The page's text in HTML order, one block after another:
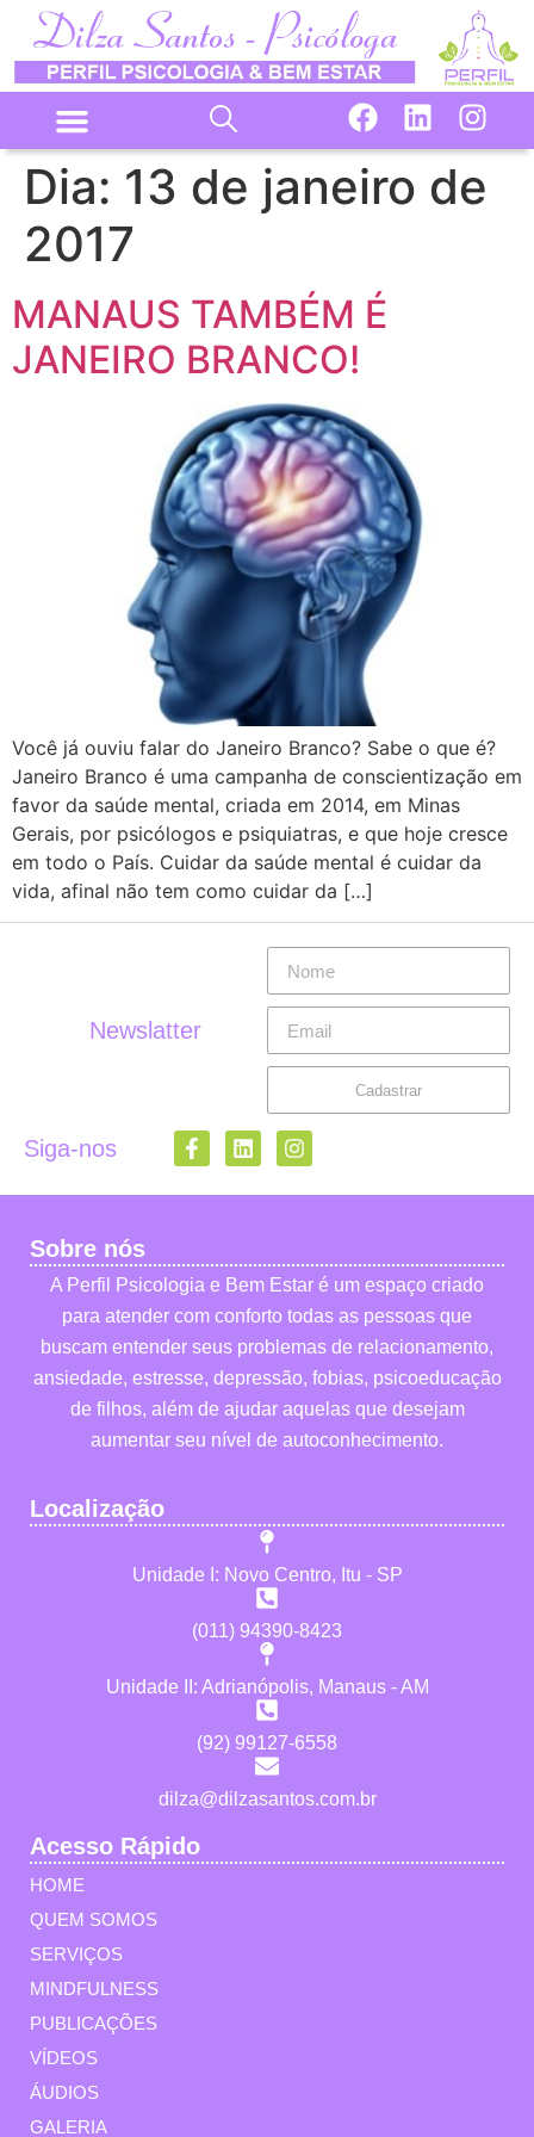
Dia: 13 de janeiro de
2017
MANAUS TAMBÉM É
JANEIRO BRANCO!
Você já ouviu falar do Janeiro Branco? Sabe o que é?
Janeiro Branco é uma campanha de conscientização em
favor da saúde mental, criada em 2014, em Minas
Gerais, por psicólogos e psiquiatras, e que hoje cresce
em todo o País. Cuidar da saúde mental é cuidar da
vida, afinal não tem como cuidar da […]
Newslatter
Cadastrar
Siga-nos
Sobre nós
A Perfil Psicologia e Bem Estar é um espaço criado
para atender com conforto todas as pessoas que
buscam entender seus problemas de relacionamento,
ansiedade, estresse, depressão, fobias, psicoeducação
de filhos, além de ajudar aquelas que desejam
aumentar seu nível de autoconhecimento.
Localização
Unidade I: Novo Centro, Itu - SP
(011) 94390-8423
Unidade II: Adrianópolis, Manaus - AM
(92) 99127-6558
dilza@dilzasantos.com.br
Acesso Rápido
HOME
QUEM SOMOS
SERVIÇOS
MINDFULNESS
PUBLICAÇÕES
VÍDEOS
ÁUDIOS
GALERIA